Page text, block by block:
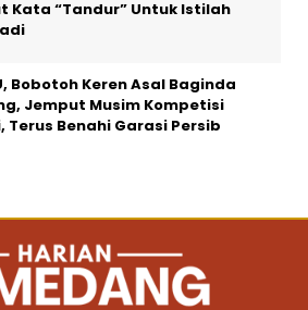
Kata “Tandur” Untuk Istilah
Bobotoh Keren Asal Baginda
Jemput Musim Kompetisi
Terus Benahi Garasi Persib